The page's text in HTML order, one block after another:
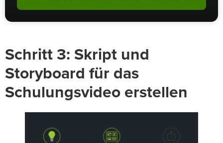
Schritt 3: Skript und
Storyboard für das
Schulungsvideo erstellen